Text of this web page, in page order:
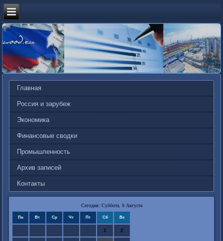
Главная
Россия и зарубеж
Экономика
Финансовые сводки
Промышленность
Архив записей
Контакты
Сегодня: Суббота, 8 Августа
Пн Вт Ср Чт Пт Сб Вс
1 2